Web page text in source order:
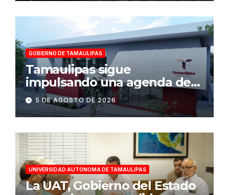
GOBIERNO DE TAMAULIPAS
Tamaulipas sigue
impulsando una agenda de
infraestructura con sentido
humanista
5 DE AGOSTO DE 2026
UNIVERSIDAD AUTONOMA DE TAMAULIPAS
La UAT, Gobierno del Estado